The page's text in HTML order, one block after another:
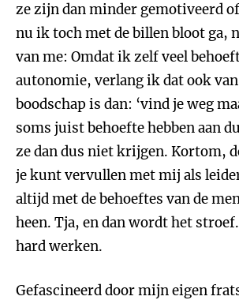
ze zijn dan minder gemotiveerd
nu ik toch met de billen bloot ga,
van me: Omdat ik zelf veel
autonomie, verlang ik dat ook
boodschap is dan: ‘vind je weg
soms juist behoefte hebben aan
ze dan dus niet krijgen. Kortom,
je kunt vervullen met mij als
altijd met de behoeftes van de
heen. Tja, en dan wordt het
hard werken.
Gefascineerd door mijn eigen